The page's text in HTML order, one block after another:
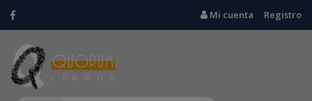
Mi cuenta Registro